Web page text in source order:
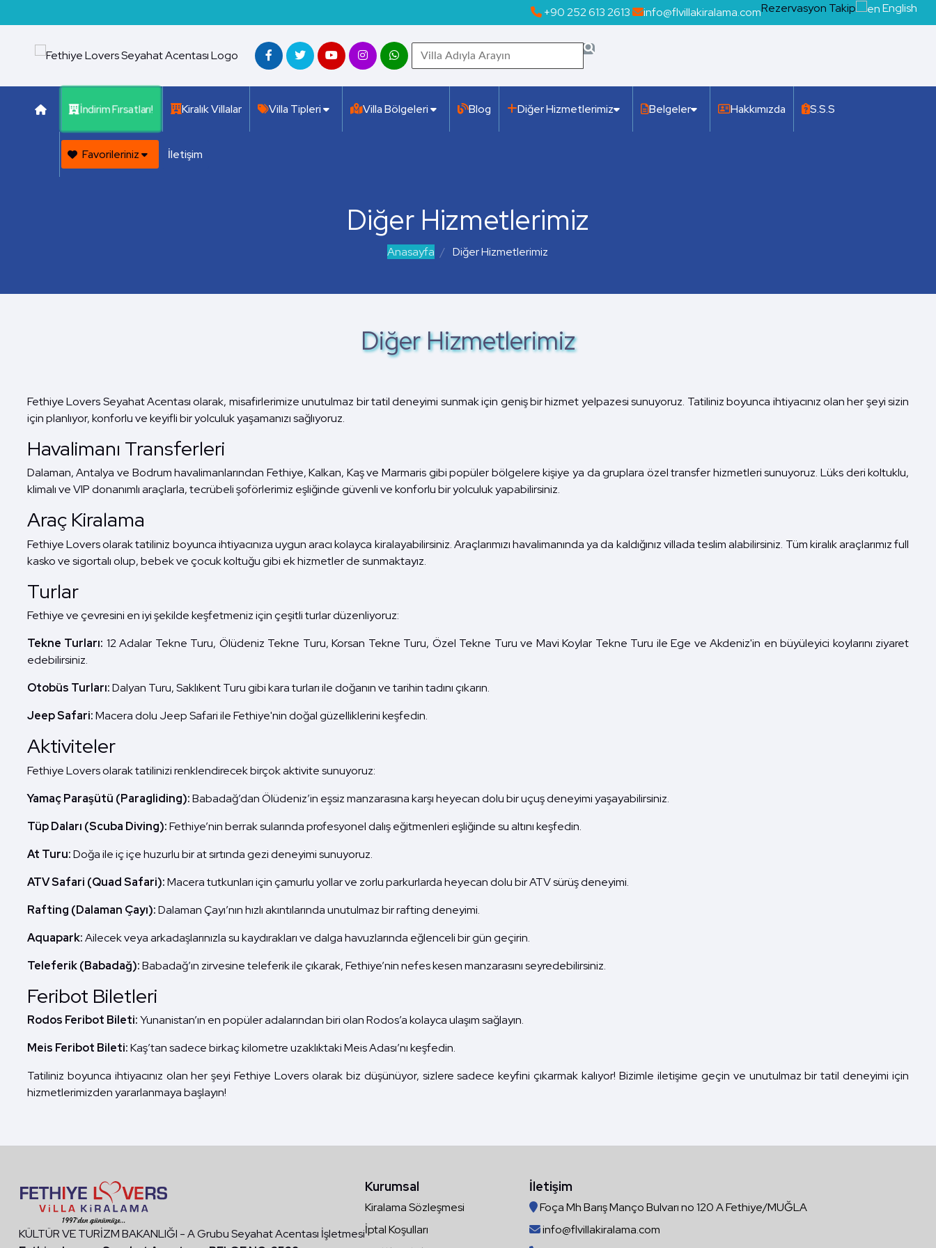
+90 252 613 2613 info@flvillakiralama.comRezervasyon Takip English
İndirim Fırsatları! Kiralık Villalar Villa Tipleri Villa Bölgeleri Blog Diğer Hizmetlerimiz Belgeler Hakkımızda S.S.S
Favorileriniz İletişim
Diğer Hizmetlerimiz
Anasayfa Diğer Hizmetlerimiz
Diğer Hizmetlerimiz
Fethiye Lovers Seyahat Acentası olarak, misafirlerimize unutulmaz bir tatil deneyimi sunmak için geniş bir hizmet yelpazesi sunuyoruz. Tatiliniz boyunca ihtiyacınız olan her şeyi sizin
için planlıyor, konforlu ve keyifli bir yolculuk yaşamanızı sağlıyoruz.
Havalimanı Transferleri
Dalaman, Antalya ve Bodrum havalimanlarından Fethiye, Kalkan, Kaş ve Marmaris gibi popüler bölgelere kişiye ya da gruplara özel transfer hizmetleri sunuyoruz. Lüks deri koltuklu,
klimalı ve VIP donanımlı araçlarla, tecrübeli şoförlerimiz eşliğinde güvenli ve konforlu bir yolculuk yapabilirsiniz.
Araç Kiralama
Fethiye Lovers olarak tatiliniz boyunca ihtiyacınıza uygun aracı kolayca kiralayabilirsiniz. Araçlarımızı havalimanında ya da kaldığınız villada teslim alabilirsiniz. Tüm kiralık araçlarımız full
kasko ve sigortalı olup, bebek ve çocuk koltuğu gibi ek hizmetler de sunmaktayız.
Turlar
Fethiye ve çevresini en iyi şekilde keşfetmeniz için çeşitli turlar düzenliyoruz:
Tekne Turları: 12 Adalar Tekne Turu, Ölüdeniz Tekne Turu, Korsan Tekne Turu, Özel Tekne Turu ve Mavi Koylar Tekne Turu ile Ege ve Akdeniz'in en büyüleyici koylarını ziyaret
edebilirsiniz.
Otobüs Turları:Dalyan Turu, Saklıkent Turu gibi kara turları ile doğanın ve tarihin tadını çıkarın.
Jeep Safari:Macera dolu Jeep Safari ile Fethiye'nin doğal güzelliklerini keşfedin.
Aktiviteler
Fethiye Lovers olarak tatilinizi renklendirecek birçok aktivite sunuyoruz:
Yamaç Paraşütü (Paragliding):Babadağ’dan Ölüdeniz’in eşsiz manzarasına karşı heyecan dolu bir uçuş deneyimi yaşayabilirsiniz.
Tüp Daları (Scuba Diving):Fethiye’nin berrak sularında profesyonel dalış eğitmenleri eşliğinde su altını keşfedin.
At Turu:Doğa ile iç içe huzurlu bir at sırtında gezi deneyimi sunuyoruz.
ATV Safari (Quad Safari):Macera tutkunları için çamurlu yollar ve zorlu parkurlarda heyecan dolu bir ATV sürüş deneyimi.
Rafting (Dalaman Çayı):Dalaman Çayı’nın hızlı akıntılarında unutulmaz bir rafting deneyimi.
Aquapark:Ailecek veya arkadaşlarınızla su kaydırakları ve dalga havuzlarında eğlenceli bir gün geçirin.
Teleferik (Babadağ):Babadağ’ın zirvesine teleferik ile çıkarak, Fethiye’nin nefes kesen manzarasını seyredebilirsiniz.
Feribot Biletleri
Rodos Feribot Bileti:Yunanistan’ın en popüler adalarından biri olan Rodos’a kolayca ulaşım sağlayın.
Meis Feribot Bileti:Kaş’tan sadece birkaç kilometre uzaklıktaki Meis Adası’nı keşfedin.
Tatiliniz boyunca ihtiyacınız olan her şeyi Fethiye Lovers olarak biz düşünüyor, sizlere sadece keyfini çıkarmak kalıyor! Bizimle iletişime geçin ve unutulmaz bir tatil deneyimi için
hizmetlerimizden yararlanmaya başlayın!
KÜLTÜR VE TURİZM BAKANLIĞI - A Grubu Seyahat Acentası İşletmesi
Kurumsal
Kiralama Sözleşmesi
İptal Koşulları
İletişim
Foça Mh Barış Manço Bulvarı no 120 A Fethiye/MUĞLA
info@flvillakiralama.com